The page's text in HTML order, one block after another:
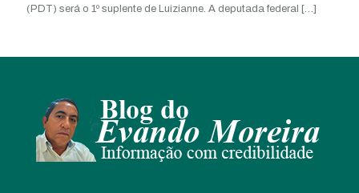
(PDT) será o 1º suplente de Luizianne. A deputada federal […]